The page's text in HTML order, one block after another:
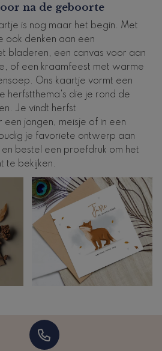
na de geboorte
is nog maar het begin. Met
ook denken aan een
bladeren, een canvas voor aan
of een kraamfeest met warme
Ons kaartje vormt een
herfstthema's die je rond de
Je vindt herfst
jongen, meisje of in een
je favoriete ontwerp aan
bestel een proefdruk om het
te bekijken.